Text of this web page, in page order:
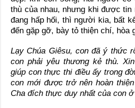
thù của nhau, nhưng khi được tin
đang hấp hối, thì người kia, bất
đến gặp gỡ, bày tỏ thiện chí, hòa
Lạy Chúa Giêsu, con đã ý thức
con phải yêu thương kẻ thù.
giúp con thực thi điều ấy trong
con mới được trở nên hoàn
Cha đích thực duy nhất của con